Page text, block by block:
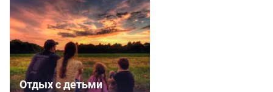
Отдых с детьми